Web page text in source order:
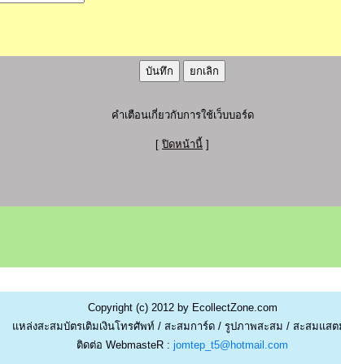
คำเตือนเกี่ยวกับการใช้เว็บบอร์ด
[ ปิดหน้านี้ ]
Copyright (c) 2012 by EcollectZone.com
แหล่งสะสมบัตรเติมเงินโทรศัพท์ / สะสมการ์ด / รูปภาพสะสม / สะสมแสต
ติดต่อ WebmasteR : jomtep_t5@hotmail.com